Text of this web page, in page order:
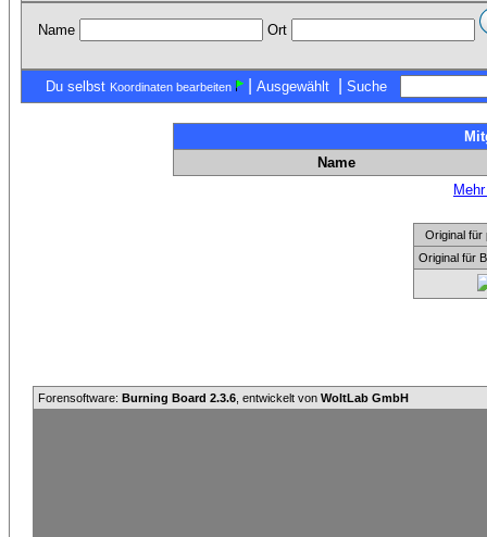
Name Ort
Du selbst Koordinaten bearbeiten Ausgewählt Suche
Name
Original für
Original für
Forensoftware: Burning Board 2.3.6 , entwickelt von WoltLab GmbH